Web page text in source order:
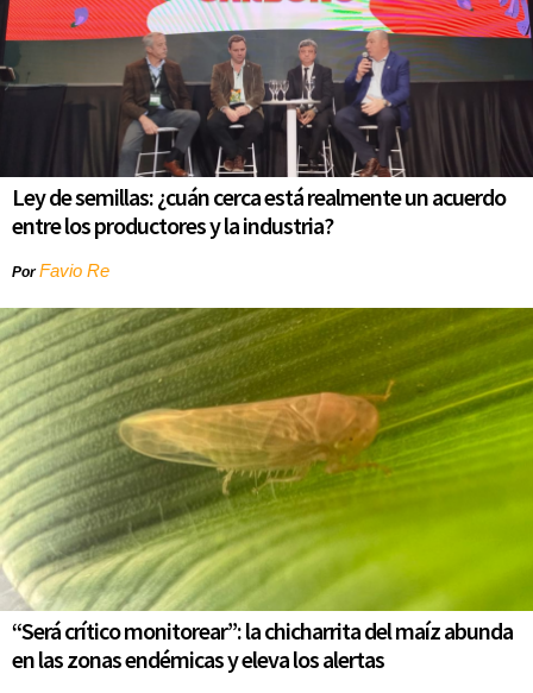
Ley de semillas: ¿cuán cerca está realmente un acuerdo
entre los productores y la industria?
PorFavio Re
“Será crítico monitorear”: la chicharrita del maíz abunda
en las zonas endémicas y eleva los alertas